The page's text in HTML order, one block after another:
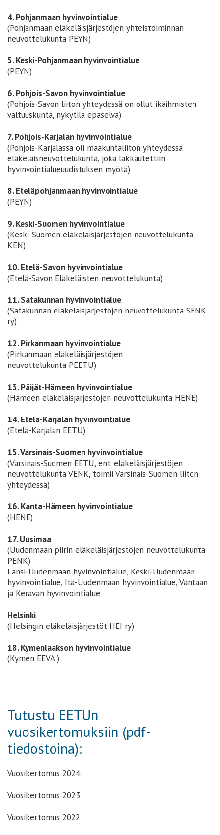
4. Pohjanmaan hyvinvointialue
(Pohjanmaan eläkeläisjärjestöjen yhteistoiminnan
neuvottelukunta PEYN)
5. Keski-Pohjanmaan hyvinvointialue
(PEYN)
6. Pohjois-Savon hyvinvointialue
(Pohjois-Savon liiton yhteydessä on ollut ikäihmisten
valtuuskunta, nykytila epäselvä)
7. Pohjois-Karjalan hyvinvointialue
(Pohjois-Karjalassa oli maakuntaliiton yhteydessä
eläkeläisneuvottelukunta, joka lakkautettiin
hyvinvointialueuudistuksen myötä)
8. Eteläpohjanmaan hyvinvointialue
(PEYN)
9. Keski-Suomen hyvinvointialue
(Keski-Suomen eläkeläisjärjestöjen neuvottelukunta
KEN)
10. Etelä-Savon hyvinvointialue
(Etelä-Savon Eläkeläisten neuvottelukunta)
11. Satakunnan hyvinvointialue
(Satakunnan eläkeläisjärjestöjen neuvottelukunta SENK
ry)
12. Pirkanmaan hyvinvointialue
(Pirkanmaan eläkeläisjärjestöjen
neuvottelukunta PEETU)
13. Päijät-Hämeen hyvinvointialue
(Hämeen eläkeläisjärjestöjen neuvottelukunta HENE)
14. Etelä-Karjalan hyvinvointialue
(Etelä-Karjalan EETU)
15. Varsinais-Suomen hyvinvointialue
(Varsinais-Suomen EETU, ent. eläkeläisjärjestöjen
neuvottelukunta VENK, toimii Varsinais-Suomen liiton
yhteydessä)
16. Kanta-Hämeen hyvinvointialue
(HENE)
17. Uusimaa
(Uudenmaan piirin eläkeläisjärjestöjen neuvottelukunta
PENK)
Länsi-Uudenmaan hyvinvointialue, Keski-Uudenmaan
hyvinvointialue, Itä-Uudenmaan hyvinvointialue, Vantaan
ja Keravan hyvinvointialue
Helsinki
(Helsingin eläkeläisjärjestöt HEI ry)
18. Kymenlaakson hyvinvointialue
(Kymen EEVA )
Tutustu EETUn
vuosikertomuksiin (pdf-
tiedostoina):
Vuosikertomus 2024
Vuosikertomus 2023
Vuosikertomus 2022